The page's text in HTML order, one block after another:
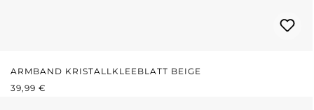
ARMBAND KRISTALLKLEEBLATT BEIGE
REGULÄRER PREIS:
39,99 €